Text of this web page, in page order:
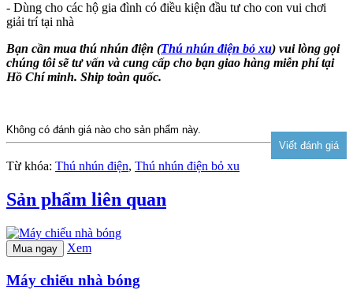
- Dùng cho các hộ gia đình có điều kiện đầu tư cho con vui chơi
giải trí tại nhà
Bạn cần mua thú nhún điện (Thú nhún điện bỏ xu) vui lòng gọi
chúng tôi sẽ tư vấn và cung cấp cho bạn giao hàng miễn phí tại
Hồ Chí minh. Ship toàn quốc.
Không có đánh giá nào cho sản phẩm này.
Từ khóa: Thú nhún điện, Thú nhún điện bỏ xu
Sản phẩm liên quan
Mua ngay Xem
Máy chiếu nhà bóng